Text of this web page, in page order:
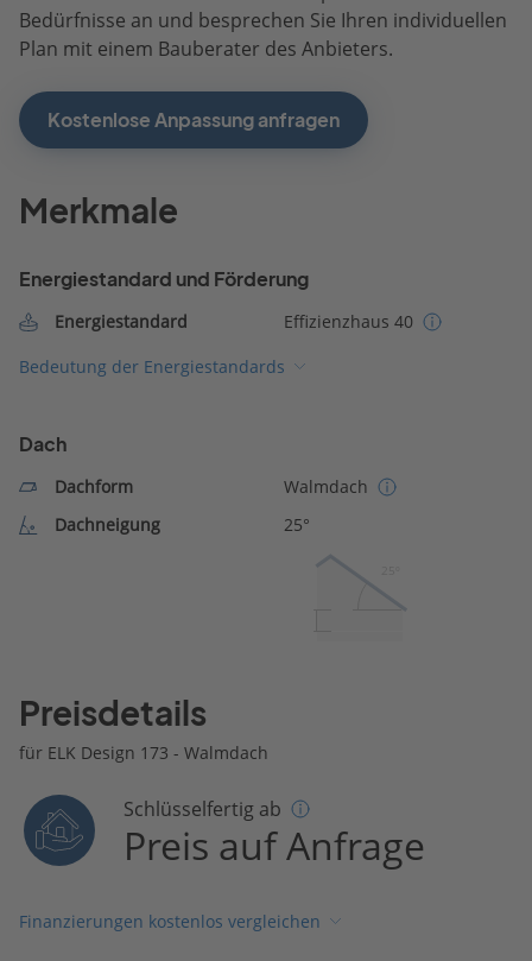
Bedürfnisse an und besprechen Sie Ihren individuellen
Plan mit einem Bauberater des Anbieters.
Kostenlose Anpassung anfragen
Merkmale
Energiestandard und Förderung
Energiestandard
Effizienzhaus 40
Bedeutung der Energiestandards
Dach
Dachform
Walmdach
Dachneigung
25°
Preisdetails
für ELK Design 173 - Walmdach
Schlüsselfertig ab
Preis auf Anfrage
Finanzierungen kostenlos vergleichen